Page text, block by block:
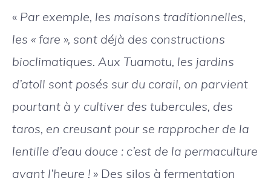
« Par exemple, les maisons traditionnelles,
les « fare », sont déjà des constructions
bioclimatiques. Aux Tuamotu, les jardins
d’atoll sont posés sur du corail, on parvient
pourtant à y cultiver des tubercules, des
taros, en creusant pour se rapprocher de la
lentille d’eau douce : c’est de la permaculture
avant l’heure ! » Des silos à fermentation